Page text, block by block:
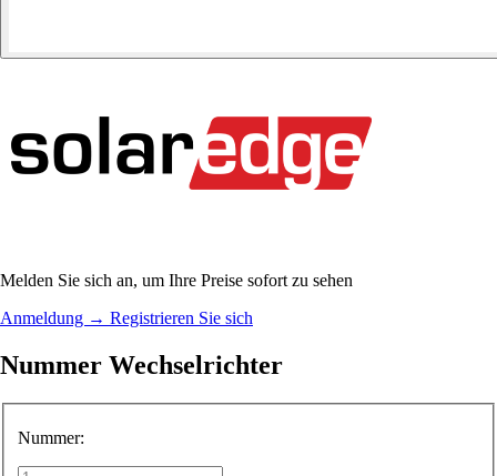
Melden Sie sich an, um Ihre Preise sofort zu sehen
Anmeldung → Registrieren Sie sich
Nummer Wechselrichter
Nummer: